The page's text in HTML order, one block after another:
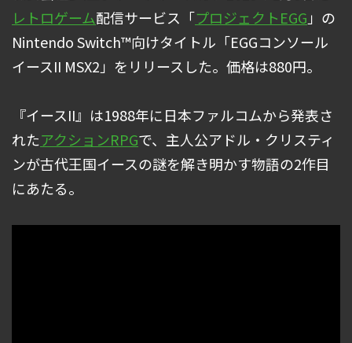
レトロゲーム配信サービス「プロジェクトEGG」の
Nintendo Switch™向けタイトル「EGGコンソール
イースII MSX2」をリリースした。価格は880円。
『イースII』は1988年に日本ファルコムから発表さ
れたアクションRPGで、主人公アドル・クリスティ
ンが古代王国イースの謎を解き明かす物語の2作目
にあたる。